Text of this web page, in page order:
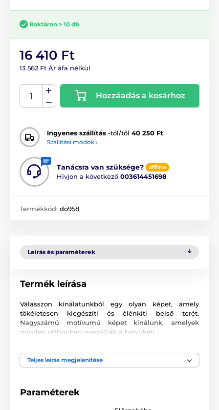
Raktáron > 10 db
16 410 Ft
13 562 Ft Ár áfa nélkül
Hozzáadás a kosárhoz
Ingyenes szállítás -tól/től 40 250 Ft
Szállítási módok ›
Tanácsra van szüksége? offline
Hívjon a következő 003614451698
Termékkód: do958
Leírás és paraméterek
Termék leírása
Válasszon kínálatunkból egy olyan képet, amely
tökéletesen kiegészíti és élénkíti belső terét.
Nagyszámú motívumú képet kínálunk, amelyek
minden otthonban megállják a helyüket!
Számunkra fontos a minőség, ezért képeinkhez nem
képünket súlyú
Teljes leírás megjelenítése
Paraméterek